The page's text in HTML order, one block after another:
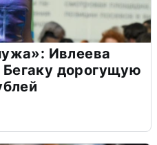
Ивлеева
дорогущую